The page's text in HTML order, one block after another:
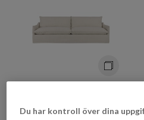
+ 2 varianter
Grace 4-sits Soffa Light
Du har kontroll över dina